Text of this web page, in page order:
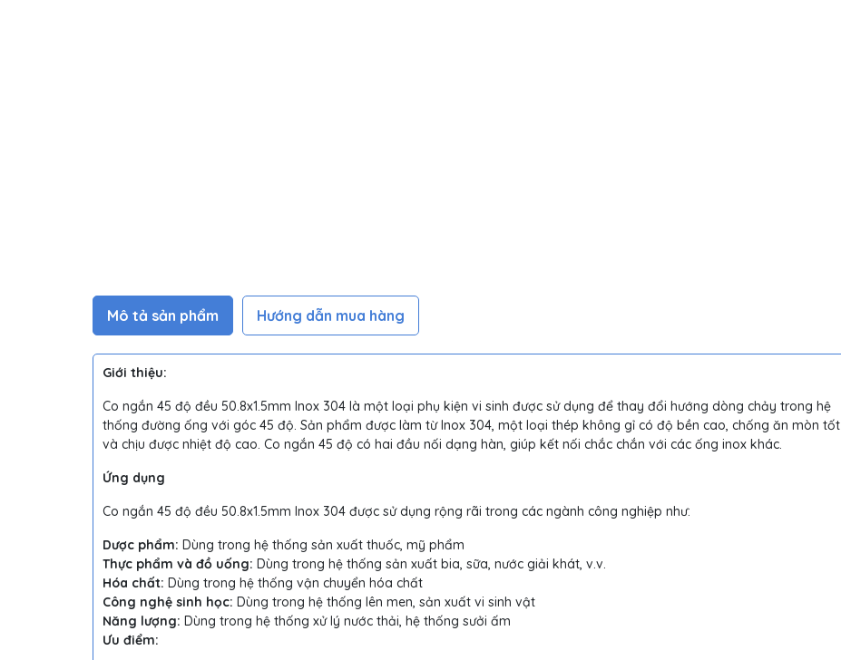
Mô tả sản phẩm Hướng dẫn mua hàng
Giới thiệu:
Co ngắn 45 độ đều 50.8x1.5mm Inox 304 là một loại phụ kiện vi sinh được sử dụng để thay đổi hướng dòng chảy trong hệ
thống đường ống với góc 45 độ. Sản phẩm được làm từ Inox 304, một loại thép không gỉ có độ bền cao, chống ăn mòn tốt
và chịu được nhiệt độ cao. Co ngắn 45 độ có hai đầu nối dạng hàn, giúp kết nối chắc chắn với các ống inox khác.
Ứng dụng
Co ngắn 45 độ đều 50.8x1.5mm Inox 304 được sử dụng rộng rãi trong các ngành công nghiệp như:
Dược phẩm: Dùng trong hệ thống sản xuất thuốc, mỹ phẩm
Thực phẩm và đồ uống: Dùng trong hệ thống sản xuất bia, sữa, nước giải khát, v.v.
Hóa chất: Dùng trong hệ thống vận chuyển hóa chất
Công nghệ sinh học: Dùng trong hệ thống lên men, sản xuất vi sinh vật
Năng lượng: Dùng trong hệ thống xử lý nước thải, hệ thống sưởi ấm
Ưu điểm: